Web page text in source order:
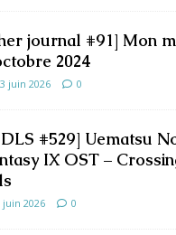
journal #91] Mon
2024
juin 2026 0
#529] Uematsu
IX OST –
juin 2026 0